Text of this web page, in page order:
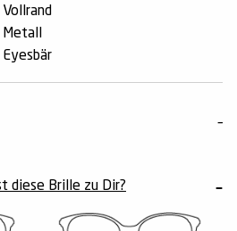
Vollrand
Metall
Eyesbär
diese Brille zu Dir?